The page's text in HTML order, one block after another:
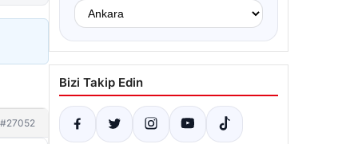
#27052
Bizi Takip Edin